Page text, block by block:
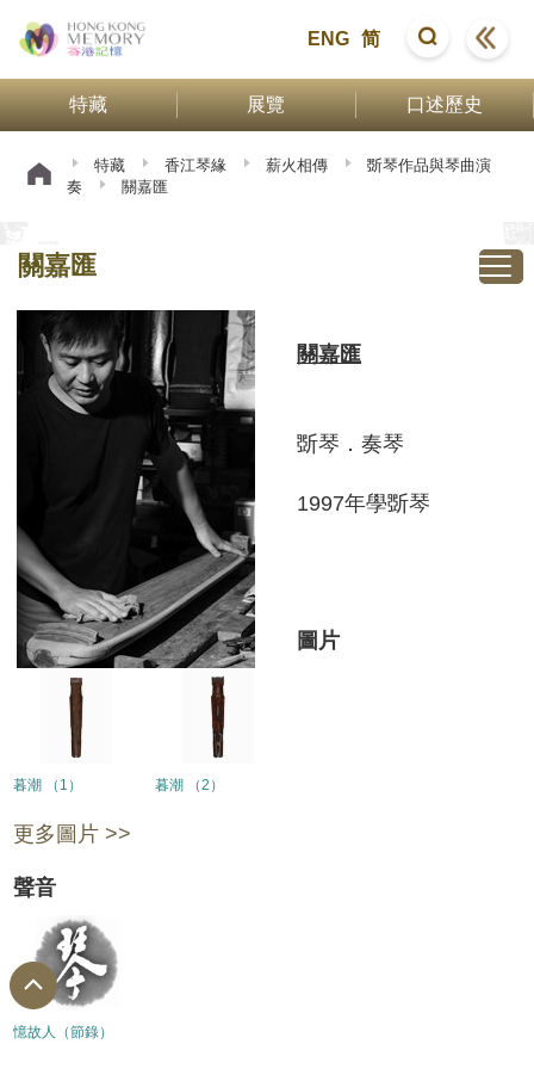
ENG 简
特藏 展覽 口述歷史
特藏 香江琴緣 薪火相傳
斲琴作品與琴曲演
奏
關嘉匯
關嘉匯
關嘉匯
斲琴．奏琴
1997年學斲琴
圖片
暮潮 （1） 暮潮 （2）
更多圖片 >>
聲音
憶故人（節錄）